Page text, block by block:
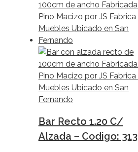
Bar Recto 1.20 C/
Alzada – Codigo: 313